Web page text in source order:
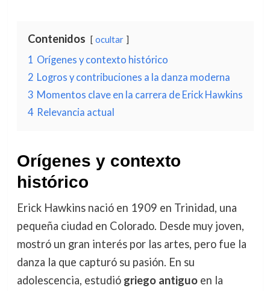
Contenidos ocultar
1 Orígenes y contexto histórico
2 Logros y contribuciones a la danza moderna
3 Momentos clave en la carrera de Erick Hawkins
4 Relevancia actual
Orígenes y contexto
histórico
Erick Hawkins nació en 1909 en Trinidad, una
pequeña ciudad en Colorado. Desde muy joven,
mostró un gran interés por las artes, pero fue la
danza la que capturó su pasión. En su
adolescencia, estudió griego antiguoen la